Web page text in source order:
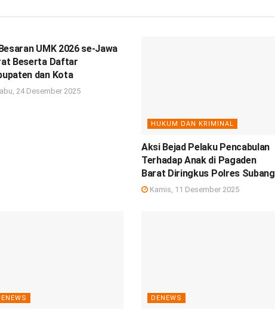
UMK 2026 se-Jawa
Beserta Daftar
dan Kota
24 Desember 2025
HUKUM DAN KRIMINAL
Aksi Bejad Pelaku Pencabulan
Terhadap Anak di Pagaden
Barat Diringkus Polres Subang
Kamis, 11 Desember 2025
DENEWS